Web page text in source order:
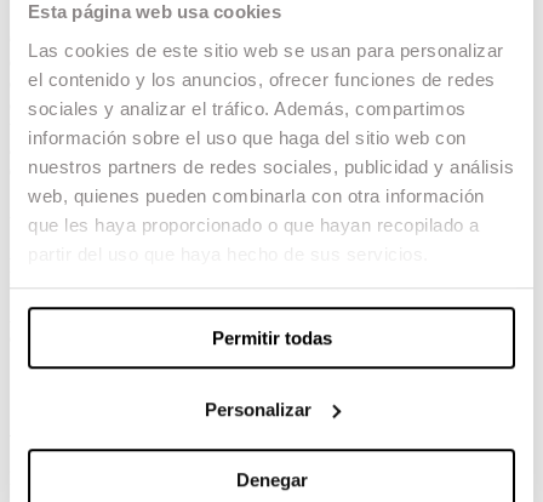
Esta página web usa cookies
Las cookies de este sitio web se usan para personalizar
el contenido y los anuncios, ofrecer funciones de redes
sociales y analizar el tráfico. Además, compartimos
información sobre el uso que haga del sitio web con
nuestros partners de redes sociales, publicidad y análisis
web, quienes pueden combinarla con otra información
que les haya proporcionado o que hayan recopilado a
Permitir todas
Personalizar
Denegar
Graduados y estudiantes de Comunicación Audiovisual,
estudiantes de cine en general, fotógrafos que quieran introducirse
en el mundo del vídeo, filmmakers sin formación previa que
quieran ampliar conocimientos para seguir creciendo, y en general
todos aquellos que se sientan atraídos por la creación de imágenes
a través de la dirección de fotografía pero que carecen de
experiencia o conocimientos suficientes para ello.
Alumnos procedentes de escuelas de cine o disciplinas artísticas.
Alumnos que desean mejorar su reel y conocimiento con objetivo
de optar a ingresar en el Máster en dirección de fotografía.
Para acceder al Postgrado, el aspirante deberá presentar: